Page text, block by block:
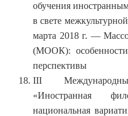
обучения
в свете
марта 2018 г. —
(МООК):
перспективы
III
«Иностранная
национальная